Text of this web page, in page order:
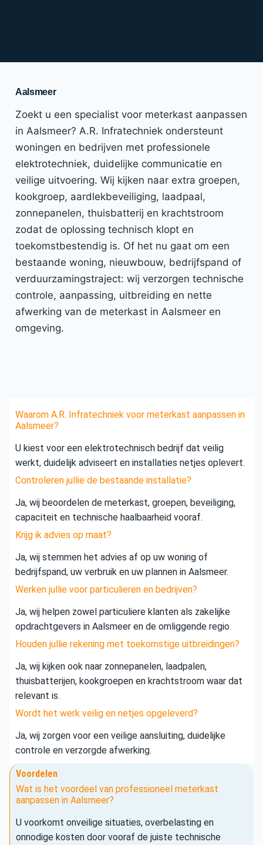
Aalsmeer
Zoekt u een specialist voor meterkast aanpassen
in Aalsmeer? A.R. Infratechniek ondersteunt
woningen en bedrijven met professionele
elektrotechniek, duidelijke communicatie en
veilige uitvoering. Wij kijken naar extra groepen,
kookgroep, aardlekbeveiliging, laadpaal,
zonnepanelen, thuisbatterij en krachtstroom
zodat de oplossing technisch klopt en
toekomstbestendig is. Of het nu gaat om een
bestaande woning, nieuwbouw, bedrijfspand of
verduurzamingstraject: wij verzorgen technische
controle, aanpassing, uitbreiding en nette
afwerking van de meterkast in Aalsmeer en
omgeving.
Waarom A.R. Infratechniek voor meterkast aanpassen in
Aalsmeer?
U kiest voor een elektrotechnisch bedrijf dat veilig
werkt, duidelijk adviseert en installaties netjes oplevert.
Controleren jullie de bestaande installatie?
Ja, wij beoordelen de meterkast, groepen, beveiliging,
capaciteit en technische haalbaarheid vooraf.
Krijg ik advies op maat?
Ja, wij stemmen het advies af op uw woning of
bedrijfspand, uw verbruik en uw plannen in Aalsmeer.
Werken jullie voor particulieren en bedrijven?
Ja, wij helpen zowel particuliere klanten als zakelijke
opdrachtgevers in Aalsmeer en de omliggende regio.
Houden jullie rekening met toekomstige uitbreidingen?
Ja, wij kijken ook naar zonnepanelen, laadpalen,
thuisbatterijen, kookgroepen en krachtstroom waar dat
relevant is.
Wordt het werk veilig en netjes opgeleverd?
Ja, wij zorgen voor een veilige aansluiting, duidelijke
controle en verzorgde afwerking.
Voordelen
Wat is het voordeel van professioneel meterkast
aanpassen in Aalsmeer?
U voorkomt onveilige situaties, overbelasting en
onnodige kosten door vooraf de juiste technische